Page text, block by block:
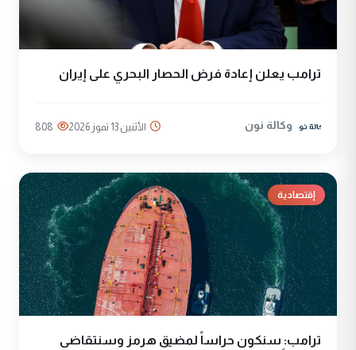
ترامب يعلن إعادة فرض الحصار البحري على إيران
وكالة نون الأثنين 13 تموز 2026 808
إقتصادية
ترامب: سنكون حراساً لمضيق هرمز وسنتقاضى